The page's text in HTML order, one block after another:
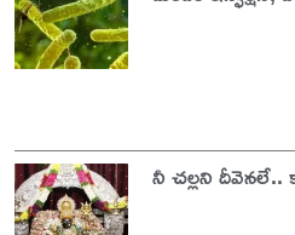
నీ చల్లని